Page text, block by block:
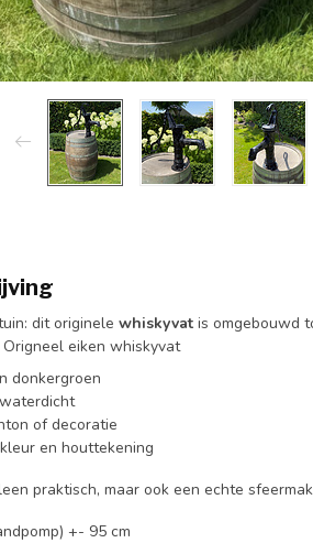
dit originele whiskyvat is omgebouwd
Origneel eiken whiskyvat
donkergroen
of decoratie
en houttekening
praktisch, maar ook een echte
+- 95 cm